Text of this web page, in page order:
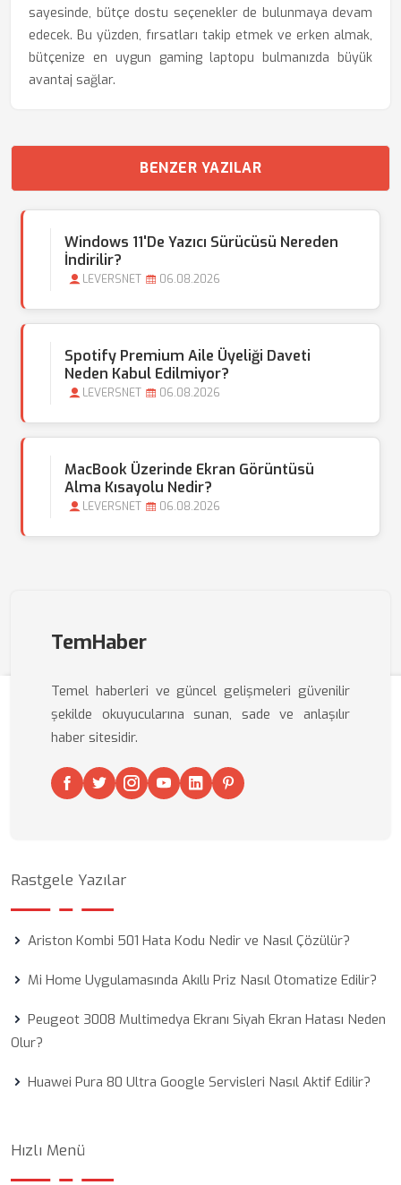
sayesinde, bütçe dostu seçenekler de bulunmaya devam
edecek. Bu yüzden, fırsatları takip etmek ve erken almak,
bütçenize en uygun gaming laptopu bulmanızda büyük
avantaj sağlar.
BENZER YAZILAR
Windows 11'de Yazıcı Sürücüsü Nereden
İndirilir?
LEVERSNET 06.08.2026
Spotify Premium Aile Üyeliği Daveti
Neden Kabul Edilmiyor?
LEVERSNET 06.08.2026
MacBook Üzerinde Ekran Görüntüsü
Alma Kısayolu Nedir?
LEVERSNET 06.08.2026
TemHaber
Temel haberleri ve güncel gelişmeleri güvenilir
şekilde okuyucularına sunan, sade ve anlaşılır
haber sitesidir.
Rastgele Yazılar
Ariston Kombi 501 Hata Kodu Nedir ve Nasıl Çözülür?
Mi Home Uygulamasında Akıllı Priz Nasıl Otomatize Edilir?
Peugeot 3008 Multimedya Ekranı Siyah Ekran Hatası Neden
Olur?
Huawei Pura 80 Ultra Google Servisleri Nasıl Aktif Edilir?
Hızlı Menü